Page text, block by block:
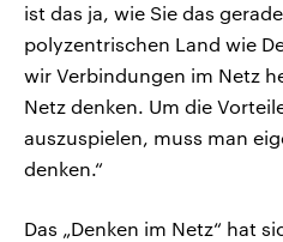
ist das ja, wie Sie das
polyzentrischen Land wie
wir Verbindungen im Netz
Netz denken. Um die
auszuspielen, muss man
denken.“
Das „Denken im Netz“ hat